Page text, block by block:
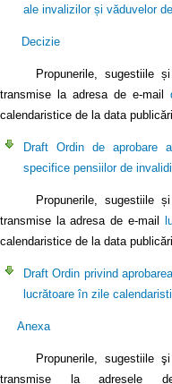
ale invalizilor și văduvelor
Decizie
Propunerile, sugestiile și
transmise la adresa de e-mail
calendaristice de la data
Draft Ordin de aprobare
specifice pensiilor de
Propunerile, sugestiile și
transmise la adresa de e-mail
calendaristice de la data
Draft Ordin privind
lucrătoare în zile
Anexa
Propunerile, sugestiile şi
transmise la adresele